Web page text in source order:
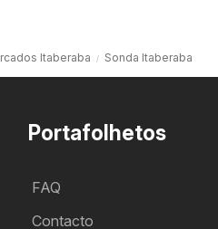
Itaberaba Sonda Itaberaba
Portafolhetos
FAQ
Contacto